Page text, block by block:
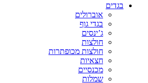
בגדים
אוברולים
בגדי גוף
ג’ינסים
חולצות
חולצות מכופתרות
חצאיות
מכנסיים
שמלות